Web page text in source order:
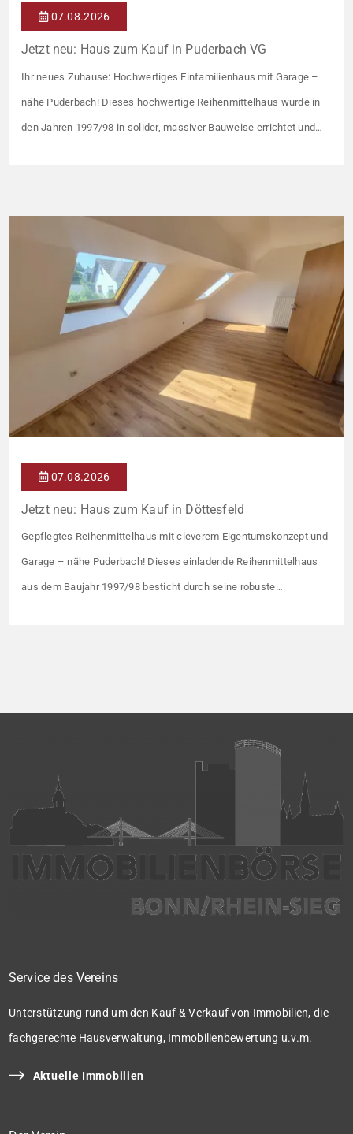
07.08.2026
Jetzt neu: Haus zum Kauf in Puderbach VG
Ihr neues Zuhause: Hochwertiges Einfamilienhaus mit Garage –
nähe Puderbach! Dieses hochwertige Reihenmittelhaus wurde in
den Jahren 1997/98 in solider, massiver Bauweise errichtet und
Grundstück (keine eigene Grünfläche, aber Terrasse). […]
07.08.2026
Jetzt neu: Haus zum Kauf in Döttesfeld
Gepflegtes Reihenmittelhaus mit cleverem Eigentumskonzept und
Garage – nähe Puderbach! Dieses einladende Reihenmittelhaus
aus dem Baujahr 1997/98 besticht durch seine robuste
Veräußert […]
Service des Vereins
Unterstützung rund um den Kauf & Verkauf von Immobilien, die
fachgerechte Hausverwaltung, Immobilienbewertung u.v.m.
Aktuelle Immobilien